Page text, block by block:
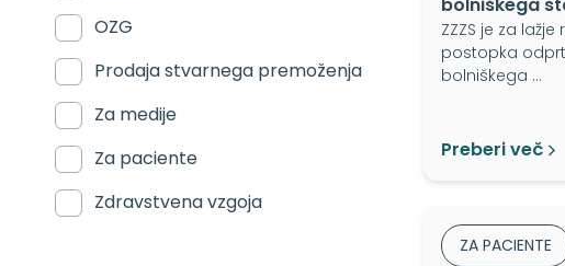
OZG
Prodaja stvarnega premoženja
Za medije
Za paciente
Zdravstvena vzgoja
ZZZS je za
postopka
bolniškega …
Preberi več
ZA PACIENTE